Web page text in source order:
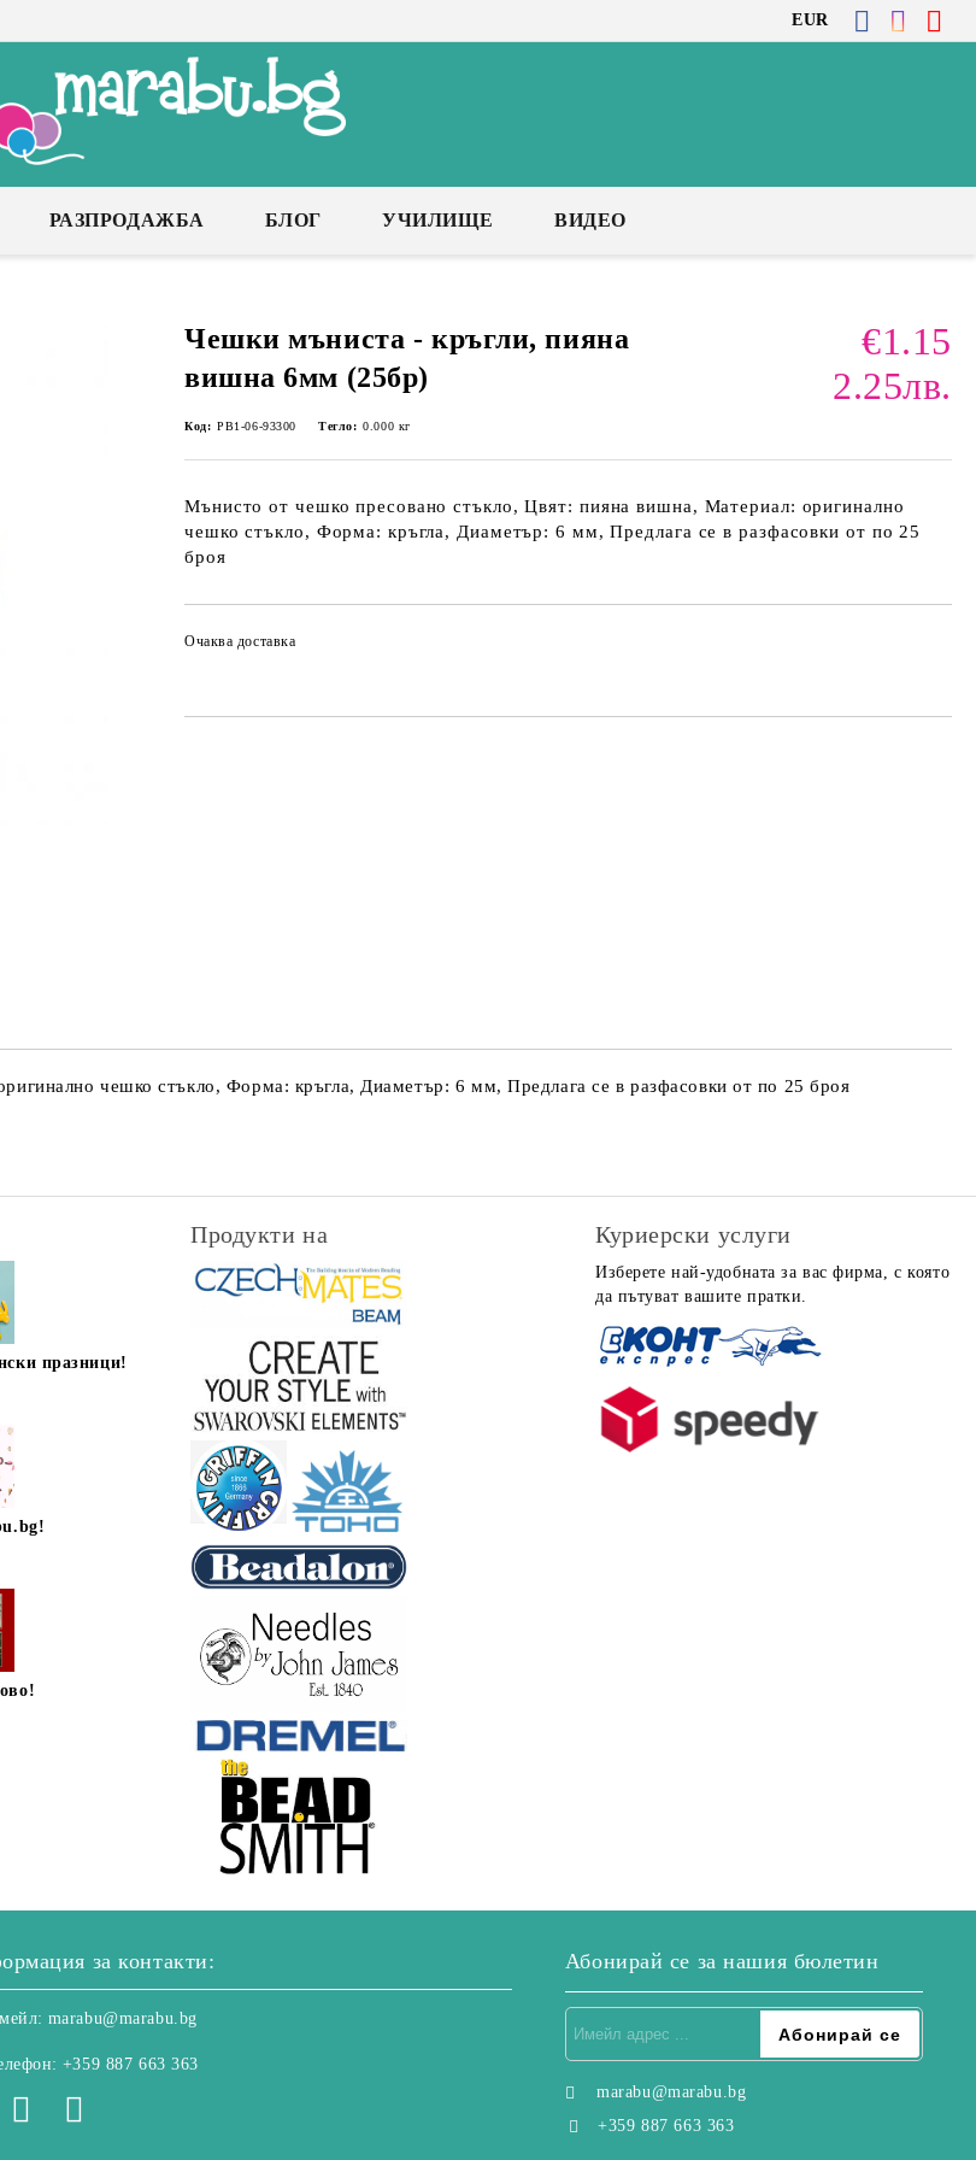
EUR
РАЗПРОДАЖБА БЛОГ УЧИЛИЩЕ ВИДЕО
Чешки мъниста - кръгли, пияна
вишна 6мм (25бр)
€1.15
2.25лв.
Код: PB1-06-93300 Тегло: 0.000 кг
Мънисто от чешко пресовано стъкло, Цвят: пияна вишна, Материал: оригинално
чешко стъкло, Форма: кръгла, Диаметър: 6 мм, Предлага се в разфасовки от по 25
броя
Очаква доставка
чешко стъкло, Форма: кръгла, Диаметър: 6 мм, Предлага се в разфасовки от по 25 броя
празници!
Продукти на Куриерски услуги
Изберете най-удобната за вас фирма, с която
да пътуват вашите пратки.
за контакти:
marabu@marabu.bg
+359 887 663 363
Абонирай се за нашия бюлетин
marabu@marabu.bg
+359 887 663 363